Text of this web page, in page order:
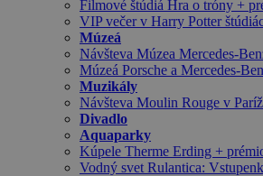
Filmové štúdiá Hra o tróny +
VIP večer v Harry Potter
Múzeá
Návšteva Múzea Mercedes-
Múzeá Porsche a Mercedes-
Muzikály
Návšteva Moulin Rouge v
Divadlo
Aquaparky
Kúpele Therme Erding +
Vodný svet Rulantica: